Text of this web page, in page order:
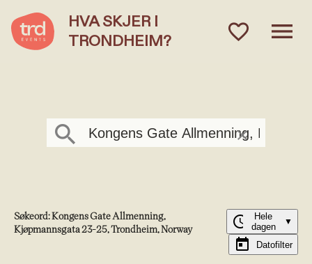
HVA SKJER I
TRONDHEIM?
favorite_outlinedmenu
Søk arrangementer
clear
Søkeord: Kongens Gate Allmenning,
Kjøpmannsgata 23-25, Trondheim, Norway
schedule
Hele
dagen
▼
today Datofilter